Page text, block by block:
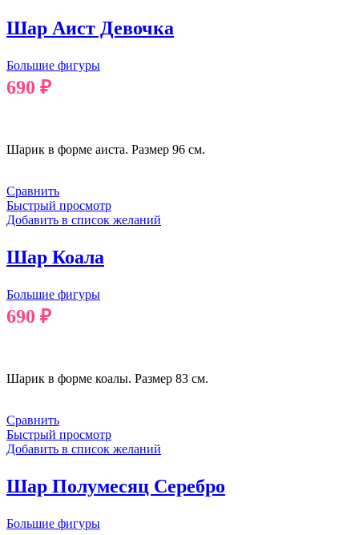
Шар Аист Девочка
Большие фигуры
690 ₽
Шарик в форме аиста. Размер 96 см.
Сравнить
Быстрый просмотр
Добавить в список желаний
Шар Коала
Большие фигуры
690 ₽
Шарик в форме коалы. Размер 83 см.
Сравнить
Быстрый просмотр
Добавить в список желаний
Шар Полумесяц Серебро
Большие фигуры